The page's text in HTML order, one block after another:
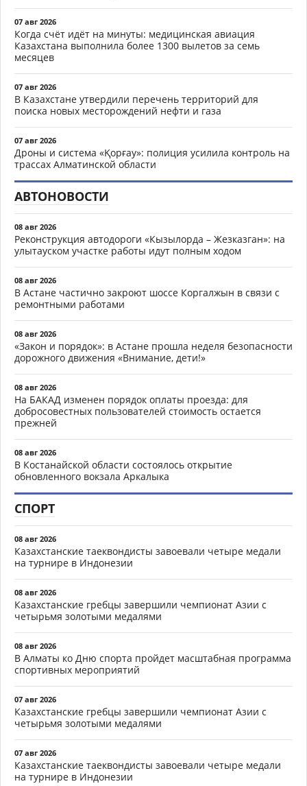
07 авг 2026
Когда счёт идёт на минуты: медицинская авиация
Казахстана выполнила более 1300 вылетов за семь
месяцев
07 авг 2026
В Казахстане утвердили перечень территорий для
поиска новых месторождений нефти и газа
07 авг 2026
Дроны и система «Қорғау»: полиция усилила контроль на
трассах Алматинской области
АВТОНОВОСТИ
08 авг 2026
Реконструкция автодороги «Кызылорда – Жезказган»: на
улытауском участке работы идут полным ходом
08 авг 2026
В Астане частично закроют шоссе Коргалжын в связи с
ремонтными работами
08 авг 2026
«Закон и порядок»: в Астане прошла неделя безопасности
дорожного движения «Внимание, дети!»
08 авг 2026
На БАКАД изменен порядок оплаты проезда: для
добросовестных пользователей стоимость остается
прежней
08 авг 2026
В Костанайской области состоялось открытие
обновленного вокзала Аркалыка
СПОРТ
08 авг 2026
Казахстанские таеквондисты завоевали четыре медали
на турнире в Индонезии
08 авг 2026
Казахстанские гребцы завершили чемпионат Азии с
четырьмя золотыми медалями
08 авг 2026
В Алматы ко Дню спорта пройдет масштабная программа
спортивных мероприятий
07 авг 2026
Казахстанские гребцы завершили чемпионат Азии с
четырьмя золотыми медалями
07 авг 2026
Казахстанские таеквондисты завоевали четыре медали
на турнире в Индонезии